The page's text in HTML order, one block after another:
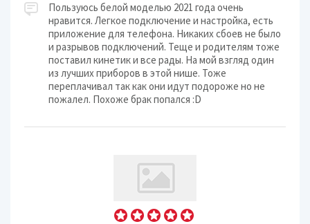
Пользуюсь белой моделью 2021 года очень
нравится. Легкое подключение и настройка, есть
приложение для телефона. Никаких сбоев не было
и разрывов подключений. Теще и родителям тоже
поставил кинетик и все рады. На мой взгляд один
из лучших приборов в этой нише. Тоже
переплачивал так как они идут подороже но не
пожалел. Похоже брак попался :D